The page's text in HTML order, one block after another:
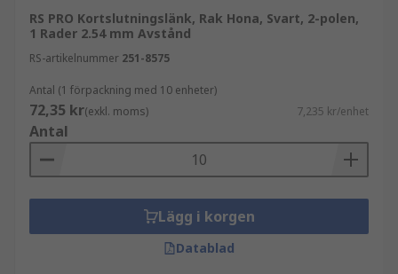
Lågprofilsbyglar för kompakta
konstruktioner
Isolerade byglar för ökad säkerhet
Skillnad mellan elektronisk shunt och
shunt för golvvärme
Begreppet shunt används även inom VVS, till
exempel för shuntar i golvvärmesystem. Dessa
reglerar vattenflöde och temperatur i
värmesystem och är inte samma typ av produkt
RS PRO Kortslutningslänk, Rak Hona, Svart, 2-polen,
1 Rader 2.54 mm Avstånd
RS-artikelnummer 251-8575
Antal (1 förpackning med 10 enheter)
72,35 kr(exkl. moms) 7,235 kr/enhet
Antal
Lägg i korgen
Datablad